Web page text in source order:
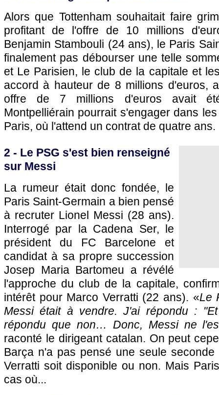
Alors que Tottenham souhaitait faire
profitant de l'offre de 10 millions
Benjamin Stambouli (24 ans), le Paris
finalement pas débourser une telle
et Le Parisien, le club de la capitale et
accord à hauteur de 8 millions d'euros,
offre de 7 millions d'euros avait
Montpelliérain pourrait s'engager dans
Paris, où l'attend un contrat de quatre ans.
2 - Le PSG s'est bien renseigné
sur Messi
La rumeur était donc fondée, le
Paris Saint-Germain a bien pensé
à recruter Lionel Messi (28 ans).
Interrogé par la Cadena Ser, le
président du FC Barcelone et
candidat à sa propre succession
Josep Maria Bartomeu a révélé
l'approche du club de la capitale,
intérêt pour Marco Verratti (22 ans). «Le
Messi était à vendre. J'ai répondu :
répondu que non… Donc, Messi ne
raconté le dirigeant catalan. On peut
Barça n'a pas pensé une seule
Verratti soit disponible ou non. Mais
cas où...